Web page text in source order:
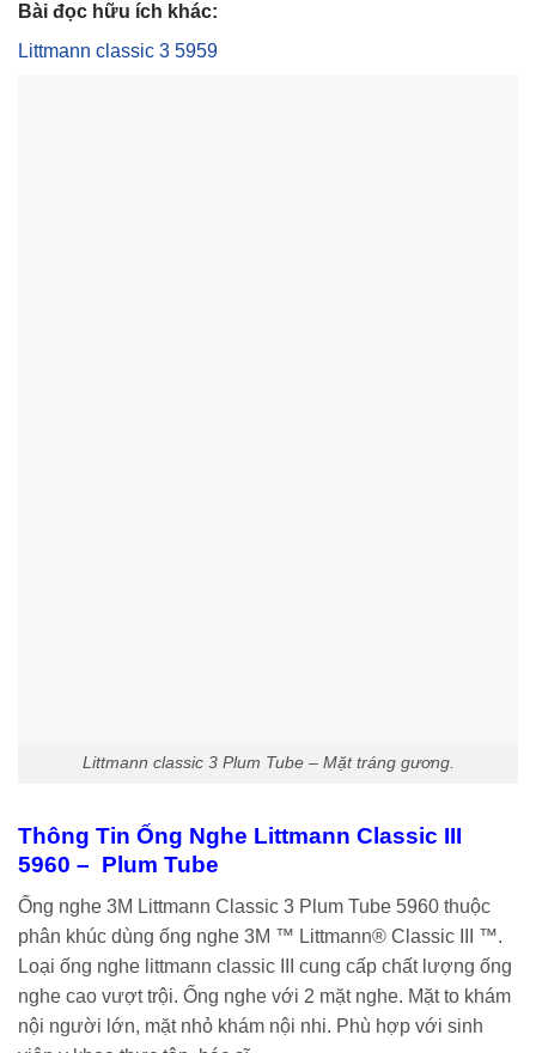
Bài đọc hữu ích khác:
Littmann classic 3 5959
Littmann classic 3 Plum Tube – Mặt tráng gương.
Thông Tin Ống Nghe Littmann Classic III
5960 – Plum Tube
Ống nghe 3M Littmann Classic 3 Plum Tube 5960 thuộc
phân khúc dùng ống nghe 3M ™ Littmann® Classic III ™.
Loại ống nghe littmann classic III cung cấp chất lượng ống
nghe cao vượt trội. Ống nghe với 2 mặt nghe. Mặt to khám
nội người lớn, mặt nhỏ khám nội nhi. Phù hợp với sinh